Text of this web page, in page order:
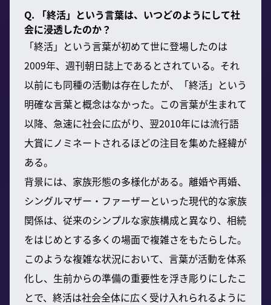
Q. 「終活」という言葉は、いつどのようにして社
会に浸透したのか？
「終活」という言葉が初めて世に登場したのは
2009年、週刊朝日誌上であるとされている。それ
以前にも同種の活動は存在したが、「終活」という
明確な言葉と概念はなかった。この言葉が生まれて
以降、急速に社会に広がり、翌2010年には流行語
大賞にノミネートされるほどの注目を集めた経緯が
ある。
背景には、家族形態の多様化がある。離婚や再婚、
シングルマザー・ファーザーといった現代的な家族
関係は、従来のシンプルな家族構成と異なり、相続
をはじめとする多くの場面で複雑さをもたらした。
このような複雑な状況において、言葉が活動を体系
化し、生前からの準備の重要性を浮き彫りにしたこ
とで、終活は社会全体に広く受け入れられるように